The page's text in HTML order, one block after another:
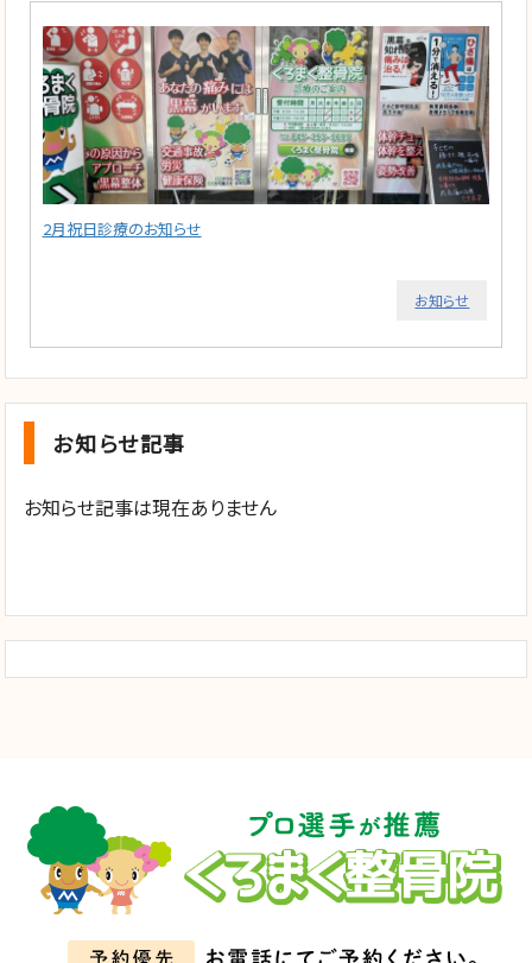
2月祝日診療のお知らせ
お知らせ
お知らせ記事
お知らせ記事は現在ありません